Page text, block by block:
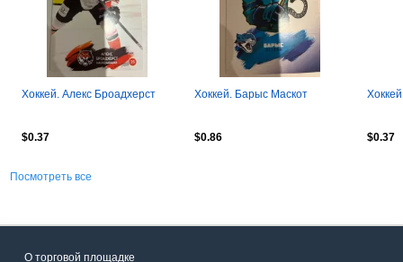
Хоккей. Алекс Броадхерст
$0.37
Хоккей. Барыс Маскот
$0.86 $0.37
Посмотреть все
О торговой площадке